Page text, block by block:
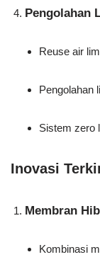
Pengolahan
Reuse air
Pengolahan
Sistem zero
Inovasi
Membran
Kombinasi